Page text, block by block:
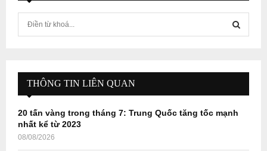
f
r
E
A
THÔNG TIN LIÊN QUAN
20 tấn vàng trong tháng 7: Trung Quốc tăng tốc mạnh
nhất kể từ 2023
08/08/2026